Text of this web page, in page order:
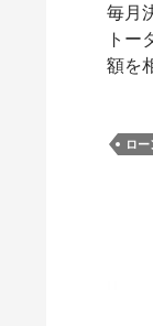
毎月
トー
額を
ロー